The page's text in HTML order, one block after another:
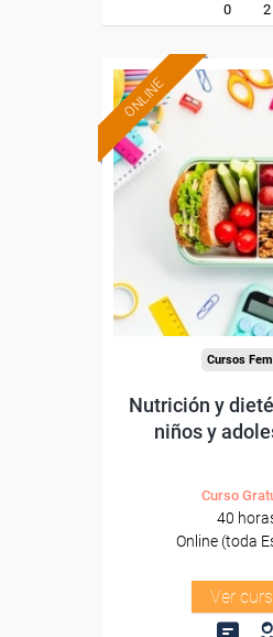
0 2
ONLINE
Para
trabajadores y
-
Cursos
Nutrición y
niños y
Curso
40
Online (toda
Ver